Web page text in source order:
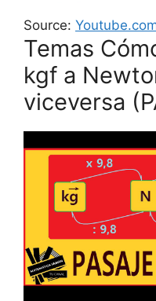
Source:
Temas
kgf a
viceversa